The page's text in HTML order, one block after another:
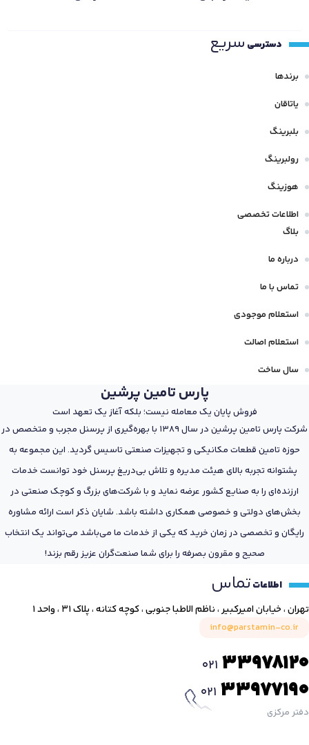
دسترسی سریع
برندها
یاتاقان
بلبرینگ
رولبرینگ
هوزینگ
اطلاعات تخصصی
بلاگ
درباره ما
تماس با ما
استعلام موجودی
استعلام اصالت
سال ساخت
پارس تامین پرشین
فروش پایان یک معامله نیست؛ بلکه آغاز یک تعهد است
شرکت پارس تامین پرشین در سال 1389 با بهره‌گیری از پرسنل مجرب و متخصص در
حوزه تامین قطعات مکانیکی و تجهیزات صنعتی تاسیس گردید. این مجموعه به
پشتوانه تجربه بالای هیئت مدیره و تلاش بی‌دریغ پرسنل خود توانست خدمات
ارزنده‌ای را به صنایع کشور عرضه نماید و با شرکت‌های بزرگ و کوچک صنعتی در
بخش‌های دولتی و خصوصی همکاری داشته باشد. شایان ذکر است ارائه مشاوره
رایگان و تخصصی در زمان خرید که یکی از خدمات ما می‌باشد می‌تواند یک انتخاب
صحیح و مقرون بصرفه را برای شما صنعت‌گران عزیز رقم بزند!
اطلاعاتتماس
تهران ، خیابان امیرکبیر ، ناظم الاطبا جنوبی ، کوچه کتانه ، پلاک ۳۱ ، واحد ۱
info@parstamin-co.ir
021 33978120
021 33977190
دفتر مرکزی